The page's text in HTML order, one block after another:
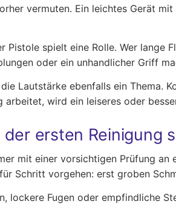
vermuten. Ein leichtes Gerät
Pistole spielt eine Rolle. Wer
oder ein unhandlicher Griff
Lautstärke ebenfalls ein Thema.
arbeitet, wird ein leiseres oder
ersten Reinigung
mit einer vorsichtigen Prüfung
Schritt vorgehen: erst groben
lockere Fugen oder empfindliche